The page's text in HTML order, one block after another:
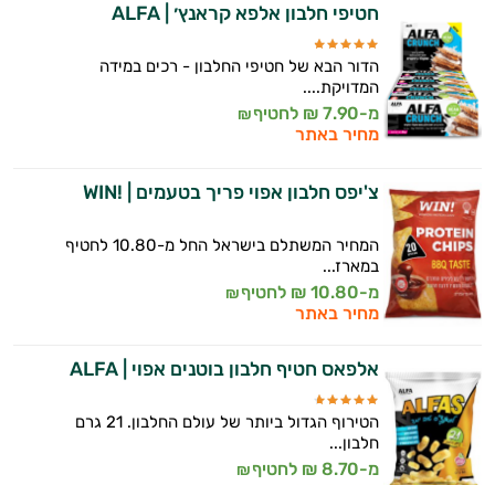
חטיפי חלבון אלפא קראנץ׳ | ALFA
הדור הבא של חטיפי החלבון - רכים במידה
המדויקת....
מ-7.90 ₪ לחטיף ₪
מחיר באתר
צ'יפס חלבון אפוי פריך בטעמים | !WIN
המחיר המשתלם בישראל החל מ-10.80 לחטיף
במארז...
מ-10.80 ₪ לחטיף ₪
מחיר באתר
אלפאס חטיף חלבון בוטנים אפוי | ALFA
הטירוף הגדול ביותר של עולם החלבון. 21 גרם
חלבון...
מ-8.70 ₪ לחטיף ₪